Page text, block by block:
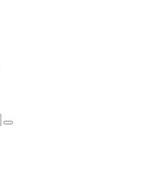
Search